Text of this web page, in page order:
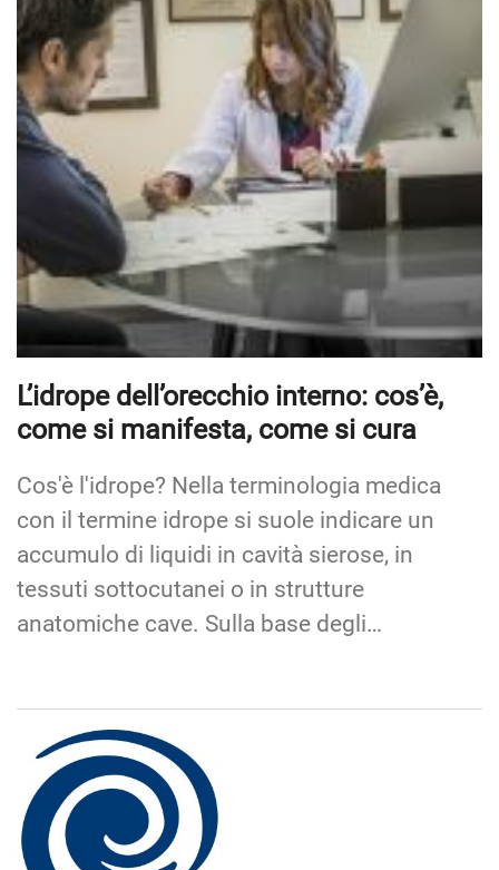
L’idrope dell’orecchio interno: cos’è,
come si manifesta, come si cura
Cos'è l'idrope? Nella terminologia medica
con il termine idrope si suole indicare un
accumulo di liquidi in cavità sierose, in
tessuti sottocutanei o in strutture
anatomiche cave. Sulla base degli…